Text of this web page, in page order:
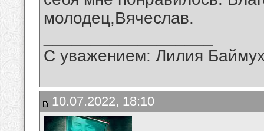
молодец,Вячеслав.
С уважением: Лилия
10.07.2022, 18:10